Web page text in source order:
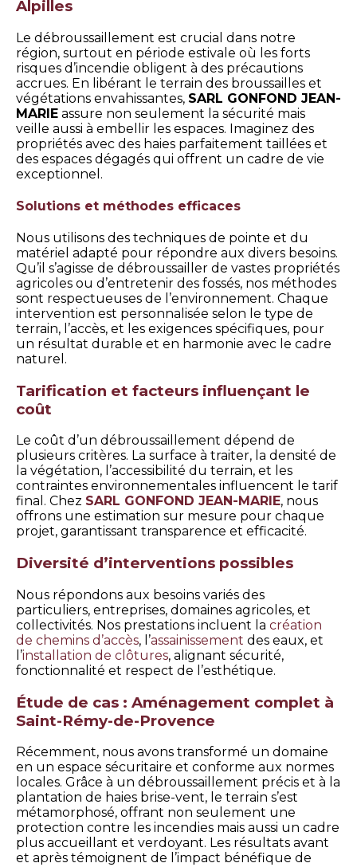
Alpilles
Le débroussaillement est crucial dans notre
région, surtout en période estivale où les forts
risques d’incendie obligent à des précautions
accrues. En libérant le terrain des broussailles et
végétations envahissantes, SARL GONFOND JEAN-
MARIE assure non seulement la sécurité mais
veille aussi à embellir les espaces. Imaginez des
propriétés avec des haies parfaitement taillées et
des espaces dégagés qui offrent un cadre de vie
exceptionnel.
Solutions et méthodes efficaces
Nous utilisons des techniques de pointe et du
matériel adapté pour répondre aux divers besoins.
Qu’il s’agisse de débroussailler de vastes propriétés
agricoles ou d’entretenir des fossés, nos méthodes
sont respectueuses de l’environnement. Chaque
intervention est personnalisée selon le type de
terrain, l’accès, et les exigences spécifiques, pour
un résultat durable et en harmonie avec le cadre
naturel.
Tarification et facteurs influençant le
coût
Le coût d’un débroussaillement dépend de
plusieurs critères. La surface à traiter, la densité de
la végétation, l’accessibilité du terrain, et les
contraintes environnementales influencent le tarif
final. Chez SARL GONFOND JEAN-MARIE, nous
offrons une estimation sur mesure pour chaque
projet, garantissant transparence et efficacité.
Diversité d’interventions possibles
Nous répondons aux besoins variés des
particuliers, entreprises, domaines agricoles, et
collectivités. Nos prestations incluent la création
de chemins d’accès, l’assainissement des eaux, et
l’installation de clôtures, alignant sécurité,
fonctionnalité et respect de l’esthétique.
Étude de cas : Aménagement complet à
Saint-Rémy-de-Provence
Récemment, nous avons transformé un domaine
en un espace sécuritaire et conforme aux normes
locales. Grâce à un débroussaillement précis et à la
plantation de haies brise-vent, le terrain s’est
métamorphosé, offrant non seulement une
protection contre les incendies mais aussi un cadre
plus accueillant et verdoyant. Les résultats avant
et après témoignent de l’impact bénéfique de